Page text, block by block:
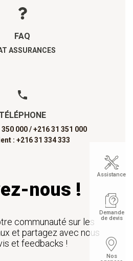
FAQ
ASSURANCES
000 /+216 31 351 000
: +216 31 334 333
nous !
communauté sur les
et partagez avec nous
et feedbacks !
Assistance
Demande
de devis
Nos